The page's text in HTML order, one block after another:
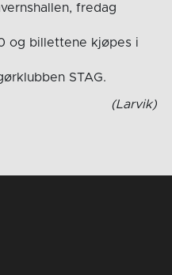
fredag
og billettene kjøpes i
STAG.
(Larvik)